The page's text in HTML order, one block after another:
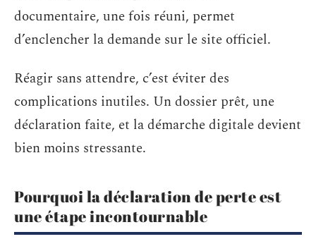
documentaire, une fois réuni, permet
d’enclencher la demande sur le site officiel.
Réagir sans attendre, c’est éviter des
complications inutiles. Un dossier prêt, une
déclaration faite, et la démarche digitale devient
bien moins stressante.
Pourquoi la déclaration de perte est
une étape incontournable